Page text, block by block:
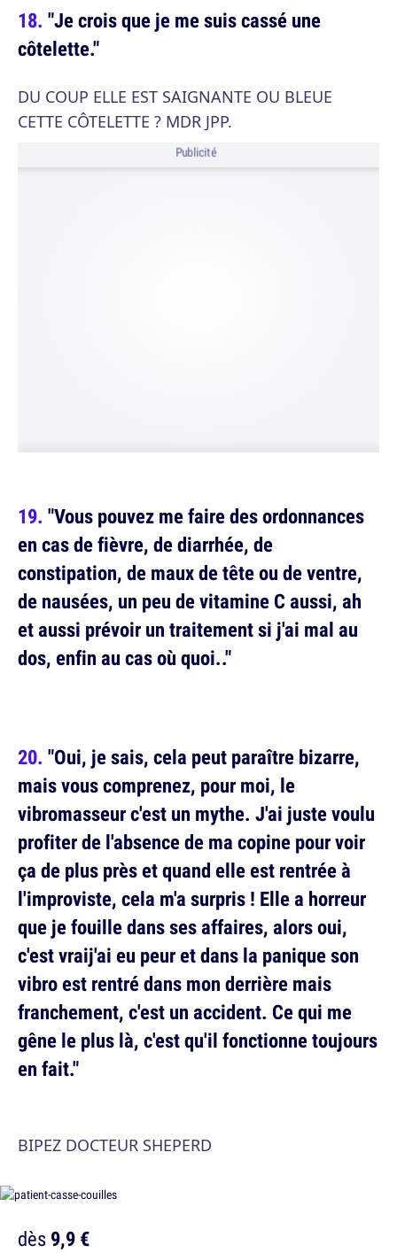
"Je crois que je me suis cassé une
côtelette."
DU COUP ELLE EST SAIGNANTE OU BLEUE
CETTE CÔTELETTE ? MDR JPP.
Publicité
"Vous pouvez me faire des ordonnances
en cas de fièvre, de diarrhée, de
constipation, de maux de tête ou de ventre,
de nausées, un peu de vitamine C aussi, ah
et aussi prévoir un traitement si j'ai mal au
dos, enfin au cas où quoi.."
"Oui, je sais, cela peut paraître bizarre,
mais vous comprenez, pour moi, le
vibromasseur c'est un mythe. J'ai juste voulu
profiter de l'absence de ma copine pour voir
ça de plus près et quand elle est rentrée à
l'improviste, cela m'a surpris ! Elle a horreur
que je fouille dans ses affaires, alors oui,
c'est vraij'ai eu peur et dans la panique son
vibro est rentré dans mon derrière mais
franchement, c'est un accident. Ce qui me
gêne le plus là, c'est qu'il fonctionne toujours
en fait."
BIPEZ DOCTEUR SHEPERD
dès9,9 €